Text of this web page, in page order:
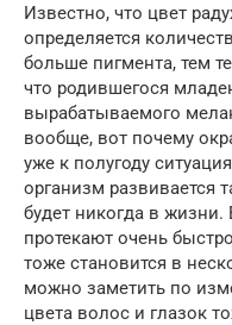
Известно, что цвет
определяется
больше пигмента, тем
что родившегося
вырабатываемого
вообще, вот почему
уже к полугоду
организм развивается
будет никогда в
протекают очень
тоже становится в
можно заметить по
цвета волос и глазок